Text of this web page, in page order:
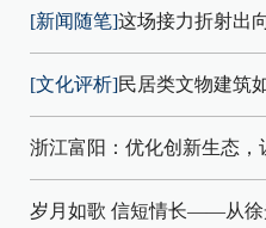
[新闻随笔]这场接力折射出
[文化评析]民居类文物建筑
浙江富阳：优化创新生态，
岁月如歌 信短情长——从徐